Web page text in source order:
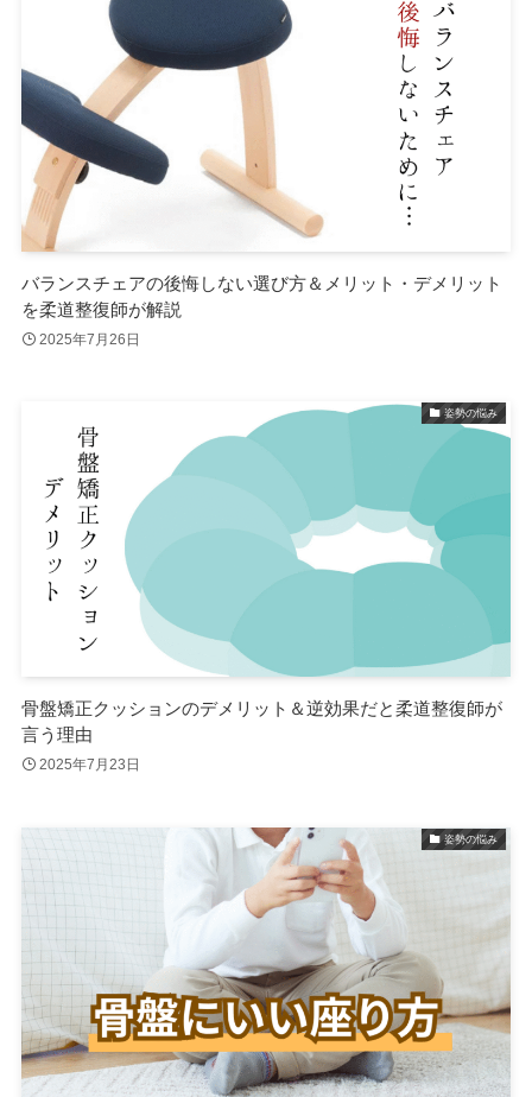
バランスチェアの後悔しない選び方＆メリット・デメリット
を柔道整復師が解説
2025年7月26日
姿勢の悩み
骨盤矯正クッションのデメリット＆逆効果だと柔道整復師が
言う理由
2025年7月23日
姿勢の悩み